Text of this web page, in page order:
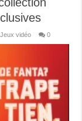
,Jeux vidéo 0